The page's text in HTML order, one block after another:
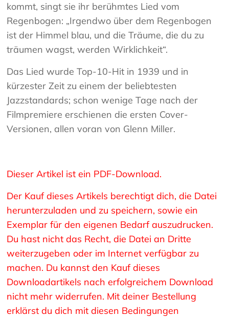
kommt, singt sie ihr berühmtes Lied vom
Regenbogen: „Irgendwo über dem Regenbogen
ist der Himmel blau, und die Träume, die du zu
träumen wagst, werden Wirklichkeit“.
Das Lied wurde Top-10-Hit in 1939 und in
kürzester Zeit zu einem der beliebtesten
Jazzstandards; schon wenige Tage nach der
Filmpremiere erschienen die ersten Cover-
Versionen, allen voran von Glenn Miller.
Dieser Artikel ist ein PDF-Download.
Der Kauf dieses Artikels berechtigt dich, die Datei
herunterzuladen und zu speichern, sowie ein
Exemplar für den eigenen Bedarf auszudrucken.
Du hast nicht das Recht, die Datei an Dritte
weiterzugeben oder im Internet verfügbar zu
machen. Du kannst den Kauf dieses
Downloadartikels nach erfolgreichem Download
nicht mehr widerrufen. Mit deiner Bestellung
erklärst du dich mit diesen Bedingungen